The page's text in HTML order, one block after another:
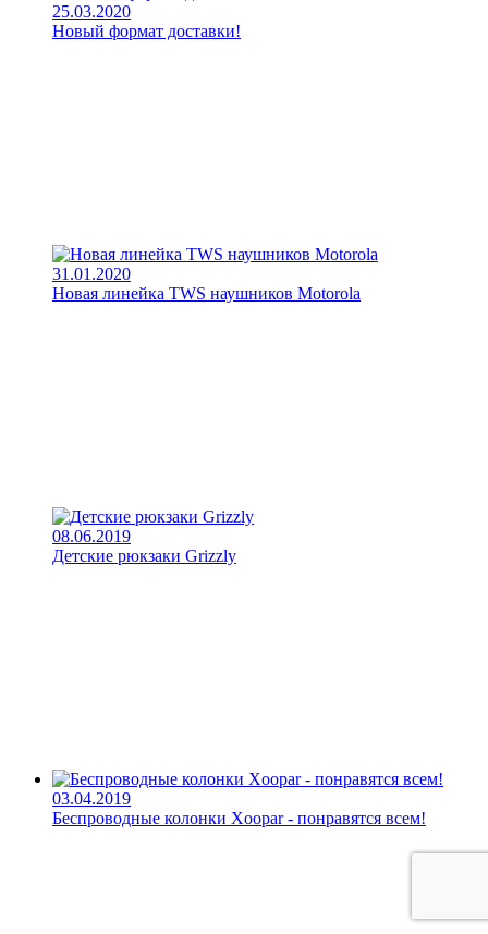
25.03.2020
Новый формат доставки!
31.01.2020
Новая линейка TWS наушников Motorola
08.06.2019
Детские рюкзаки Grizzly
03.04.2019
Беспроводные колонки Xoopar - понравятся всем!